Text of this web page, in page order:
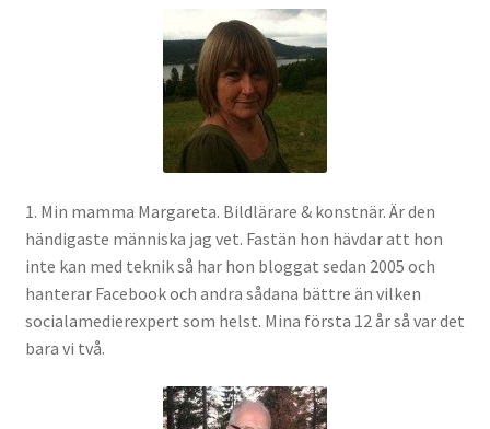
1. Min mamma Margareta. Bildlärare & konstnär. Är den
händigaste människa jag vet. Fastän hon hävdar att hon
inte kan med teknik så har hon bloggat sedan 2005 och
hanterar Facebook och andra sådana bättre än vilken
socialamedierexpert som helst. Mina första 12 år så var det
bara vi två.